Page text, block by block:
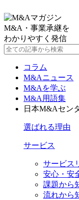
M&A・事業承継を
わかりやすく発信
コラム
M&Aニュース
M&Aを学ぶ
M&A用語集
日本M&Aセン
選ばれる理由
サービス
サービス
安心・安
課題から
流れから